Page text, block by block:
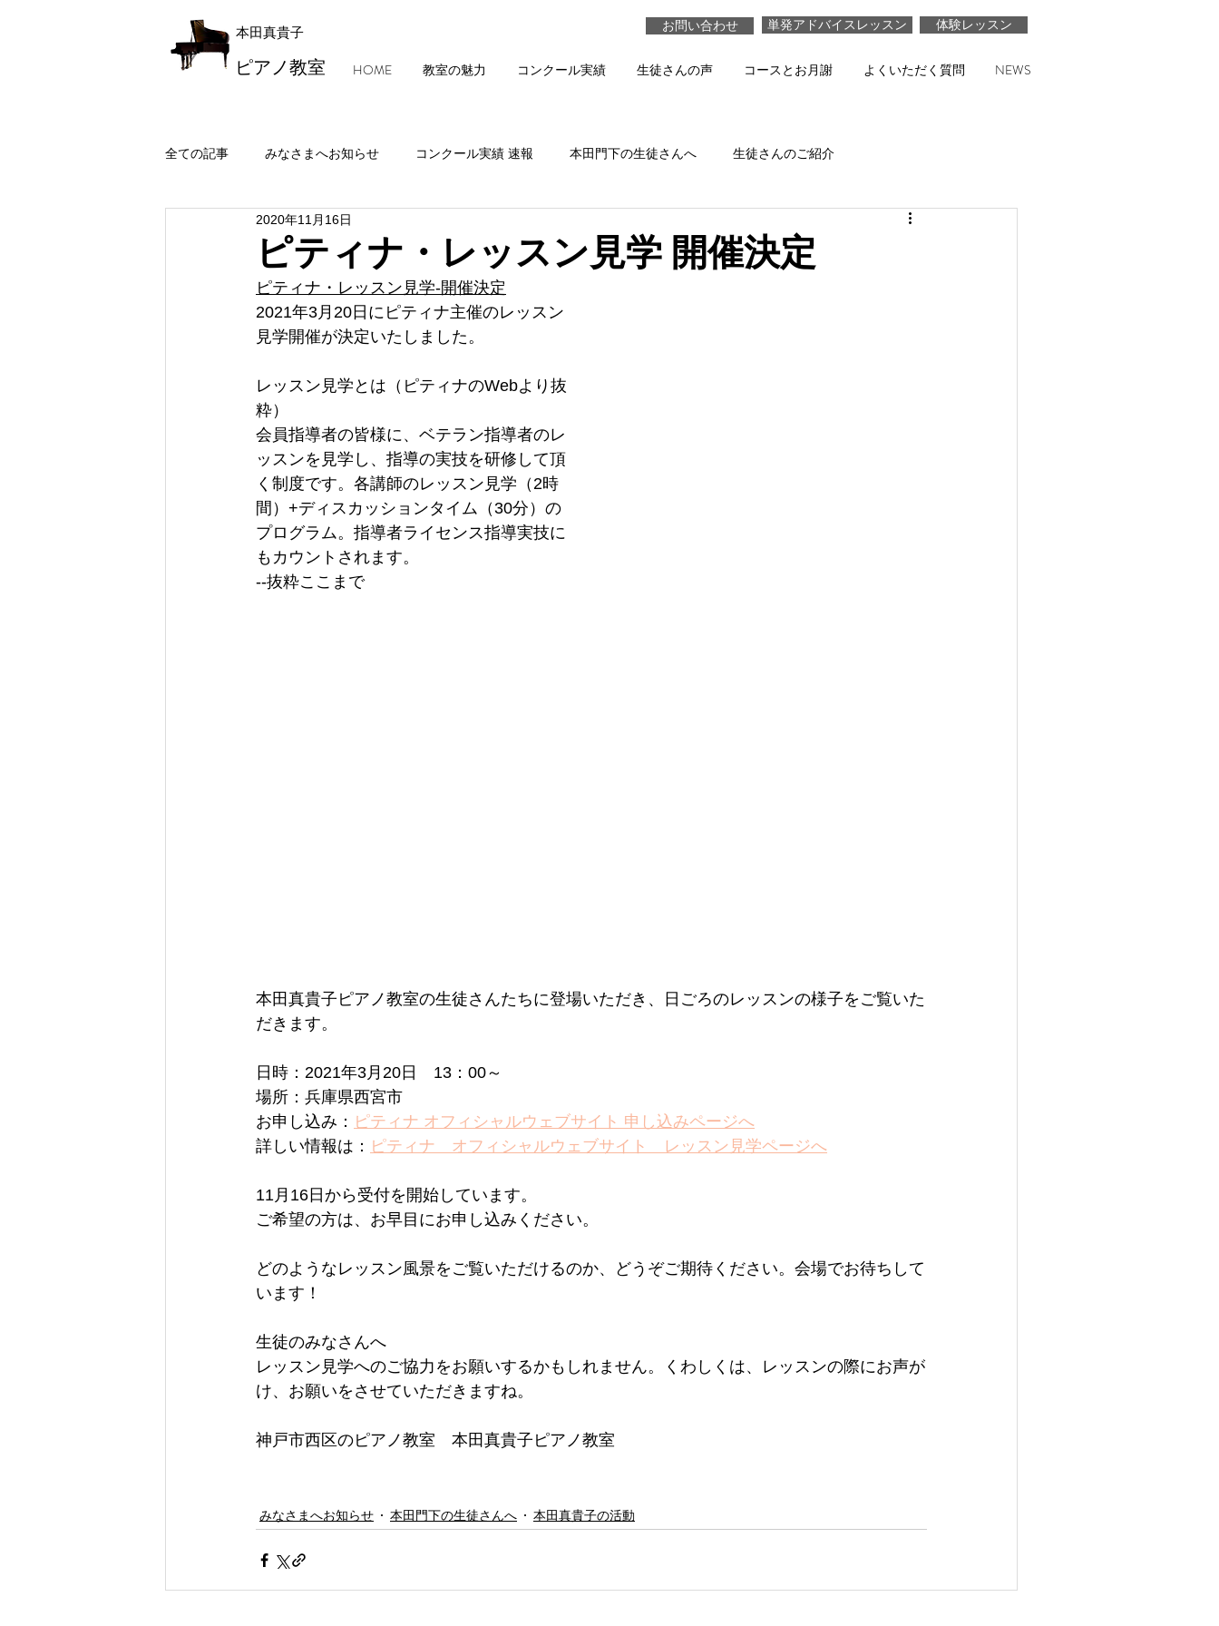
本田真貴子 お問い合わせ 単発アドバイスレッスン 体験レッスン
HOME 教室の魅力 コンクール実績 生徒さんの声 コースとお月謝 よくいただく質問 NEWS
ピアノ教室
全ての記事 みなさまへお知らせ コンクール実績 速報 本田門下の生徒さんへ 生徒さんのご紹介
レッスン風景・本田マジック
ピティナ・レッスン見学 開催決定
2020年11月16日
ピティナ・レッスン見学-開催決定
2021年3月20日にピティナ主催のレッスン
見学開催が決定いたしました。
レッスン見学とは（ピティナのWebより抜
粋）
会員指導者の皆様に、ベテラン指導者のレ
ッスンを見学し、指導の実技を研修して頂
く制度です。各講師のレッスン見学（2時
間）+ディスカッションタイム（30分）の
プログラム。指導者ライセンス指導実技に
もカウントされます。
--抜粋ここまで
本田真貴子ピアノ教室の生徒さんたちに登場いただき、日ごろのレッスンの様子をご覧いた
だきます。
日時：2021年3月20日　13：00～
場所：兵庫県西宮市
お申し込み： ピティナ オフィシャルウェブサイト 申し込みページへ
詳しい情報は： ピティナ　オフィシャルウェブサイト　レッスン見学ページへ
11月16日から受付を開始しています。
ご希望の方は、お早目にお申し込みください。
どのようなレッスン風景をご覧いただけるのか、どうぞご期待ください。会場でお待ちして
います！
生徒のみなさんへ
レッスン見学へのご協力をお願いするかもしれません。くわしくは、レッスンの際にお声が
け、お願いをさせていただきますね。
神戸市西区のピアノ教室　本田真貴子ピアノ教室
みなさまへお知らせ 本田門下の生徒さんへ 本田真貴子の活動